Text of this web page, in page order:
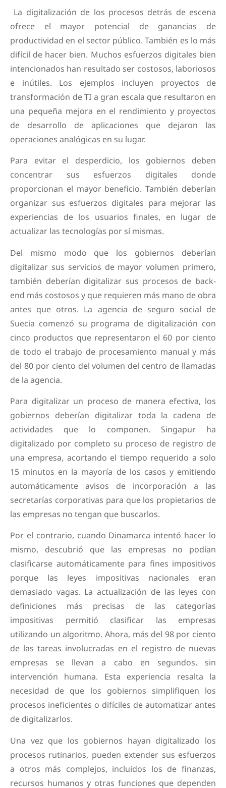
La digitalización de los procesos detrás de escena
ofrece el mayor potencial de ganancias de
productividad en el sector público. También es lo más
difícil de hacer bien. Muchos esfuerzos digitales bien
intencionados han resultado ser costosos, laboriosos
e inútiles. Los ejemplos incluyen proyectos de
transformación de TI a gran escala que resultaron en
una pequeña mejora en el rendimiento y proyectos
de desarrollo de aplicaciones que dejaron las
operaciones analógicas en su lugar.
Para evitar el desperdicio, los gobiernos deben
concentrar sus esfuerzos digitales donde
proporcionan el mayor beneficio. También deberían
organizar sus esfuerzos digitales para mejorar las
experiencias de los usuarios finales, en lugar de
actualizar las tecnologías por sí mismas.
Del mismo modo que los gobiernos deberían
digitalizar sus servicios de mayor volumen primero,
también deberían digitalizar sus procesos de back-
end más costosos y que requieren más mano de obra
antes que otros. La agencia de seguro social de
Suecia comenzó su programa de digitalización con
cinco productos que representaron el 60 por ciento
de todo el trabajo de procesamiento manual y más
del 80 por ciento del volumen del centro de llamadas
de la agencia.
Para digitalizar un proceso de manera efectiva, los
gobiernos deberían digitalizar toda la cadena de
actividades que lo componen. Singapur ha
digitalizado por completo su proceso de registro de
una empresa, acortando el tiempo requerido a solo
15 minutos en la mayoría de los casos y emitiendo
automáticamente avisos de incorporación a las
secretarías corporativas para que los propietarios de
las empresas no tengan que buscarlos.
Por el contrario, cuando Dinamarca intentó hacer lo
mismo, descubrió que las empresas no podían
clasificarse automáticamente para fines impositivos
porque las leyes impositivas nacionales eran
demasiado vagas. La actualización de las leyes con
definiciones más precisas de las categorías
impositivas permitió clasificar las empresas
utilizando un algoritmo. Ahora, más del 98 por ciento
de las tareas involucradas en el registro de nuevas
empresas se llevan a cabo en segundos, sin
intervención humana. Esta experiencia resalta la
necesidad de que los gobiernos simplifiquen los
procesos ineficientes o difíciles de automatizar antes
de digitalizarlos.
Una vez que los gobiernos hayan digitalizado los
procesos rutinarios, pueden extender sus esfuerzos
a otros más complejos, incluidos los de finanzas,
recursos humanos y otras funciones que dependen